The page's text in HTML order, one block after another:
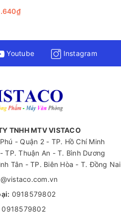
Youtube Instagram
TNHH MTV VISTACO
- Quận 2 - TP. Hồ Chí Minh
TP. Thuận An - T. Bình Dương
Tân - TP. Biên Hòa - T. Đồng Nai
0918579802
0918579802